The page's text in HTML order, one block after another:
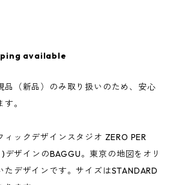
available
品（新品）のみ取り扱いのため、安心
。
ックデザインスタジオ ZERO PER
デザインのBAGGU。東京の地図をオリ
たデザインです。サイズはSTANDARD